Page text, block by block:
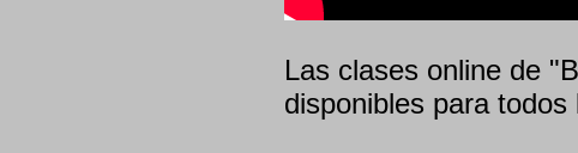
Las clases online de
disponibles para